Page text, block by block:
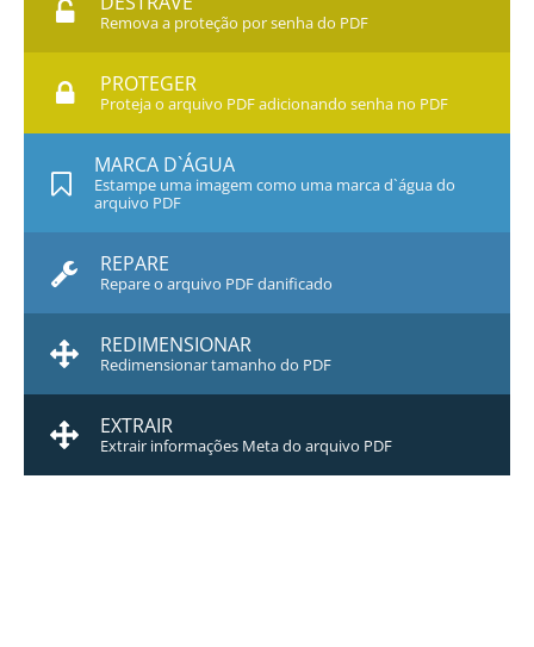
Remova a proteção por senha do PDF
PROTEGER
Proteja o arquivo PDF adicionando senha no PDF
MARCA D`ÁGUA
Estampe uma imagem como uma marca d`água do
arquivo PDF
REPARE
Repare o arquivo PDF danificado
REDIMENSIONAR
Redimensionar tamanho do PDF
EXTRAIR
Extrair informações Meta do arquivo PDF